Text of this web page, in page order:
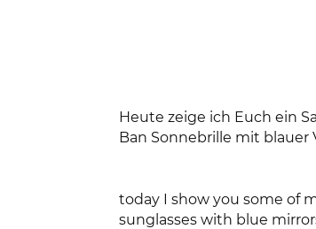
Heute zeige ich Euch ein
Ban Sonnebrille mit blauer
today I show you some of
sunglasses with blue